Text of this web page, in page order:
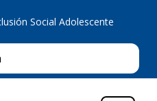
Social Adolescente